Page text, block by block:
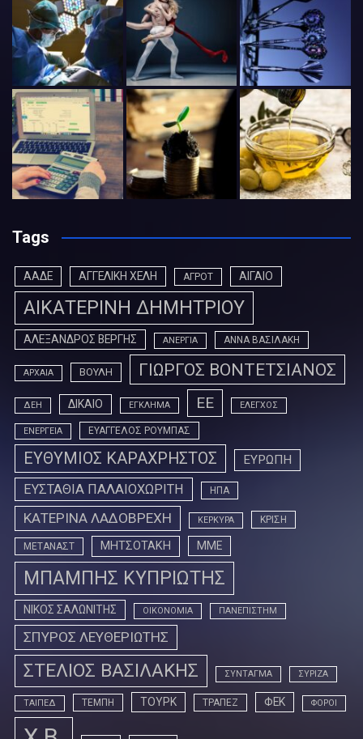
Tags
ΑΑΔΕ ΑΓΓΕΛΙΚΗ ΧΕΛΗ ΑΓΡΟΤ ΑΙΓΑΙΟ
ΑΙΚΑΤΕΡΙΝΗ ΔΗΜΗΤΡΙΟΥ
ΑΛΕΞΑΝΔΡΟΣ ΒΕΡΓΗΣ ΑΝΕΡΓΙΑ ΑΝΝΑ ΒΑΣΙΛΑΚΗ
ΑΡΧΑΙΑ ΒΟΥΛΗ ΓΙΩΡΓΟΣ ΒΟΝΤΕΤΣΙΑΝΟΣ
ΔΕΗ ΔΙΚΑΙΟ ΕΓΚΛΗΜΑ ΕΕ ΕΛΕΓΧΟΣ
ΕΝΕΡΓΕΙΑ ΕΥΑΓΓΕΛΟΣ ΡΟΥΜΠΑΣ
ΕΥΘΥΜΙΟΣ ΚΑΡΑΧΡΗΣΤΟΣ ΕΥΡΩΠΗ
ΕΥΣΤΑΘΙΑ ΠΑΛΑΙΟΧΩΡΙΤΗ ΗΠΑ
ΚΑΤΕΡΙΝΑ ΛΑΔΟΒΡΕΧΗ ΚΕΡΚΥΡΑ ΚΡΙΣΗ
ΜΕΤΑΝΑΣΤ ΜΗΤΣΟΤΑΚΗ ΜΜΕ
ΜΠΑΜΠΗΣ ΚΥΠΡΙΩΤΗΣ
ΝΙΚΟΣ ΣΑΛΩΝΙΤΗΣ ΟΙΚΟΝΟΜΙΑ ΠΑΝΕΠΙΣΤΗΜ
ΣΠΥΡΟΣ ΛΕΥΘΕΡΙΩΤΗΣ
ΣΤΕΛΙΟΣ ΒΑΣΙΛΑΚΗΣ ΣΥΝΤΑΓΜΑ ΣΥΡΙΖΑ
ΤΑΙΠΕΔ ΤΕΜΠΗ ΤΟΥΡΚ ΤΡΑΠΕΖ ΦΕΚ ΦΟΡΟΙ